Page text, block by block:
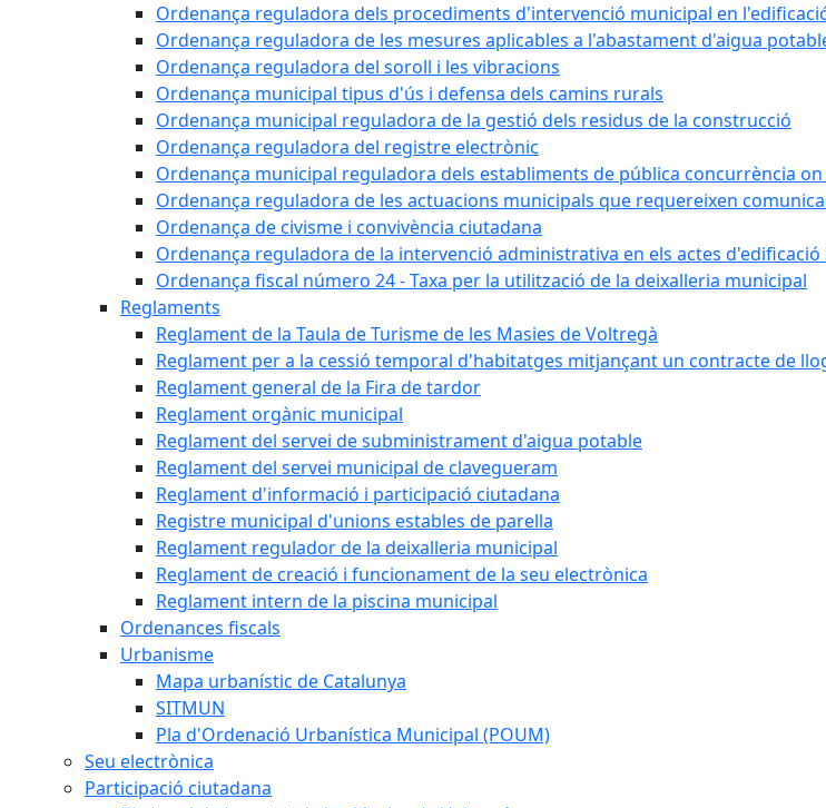
Ordenança reguladora dels procediments d'intervenció municipal en
Ordenança reguladora de les mesures aplicables a l'abastament d'aigua
Ordenança reguladora del soroll i les vibracions
Ordenança municipal tipus d'ús i defensa dels camins rurals
Ordenança municipal reguladora de la gestió dels residus de la construcció
Ordenança reguladora del registre electrònic
Ordenança municipal reguladora dels establiments de pública concurrència
Ordenança reguladora de les actuacions municipals que requereixen
Ordenança de civisme i convivència ciutadana
Ordenança reguladora de la intervenció administrativa en els actes d'edificació
Ordenança fiscal número 24 - Taxa per la utilització de la deixalleria municipal
Reglaments
Reglament de la Taula de Turisme de les Masies de Voltregà
Reglament per a la cessió temporal d'habitatges mitjançant un contracte de
Reglament general de la Fira de tardor
Reglament orgànic municipal
Reglament del servei de subministrament d'aigua potable
Reglament del servei municipal de clavegueram
Reglament d'informació i participació ciutadana
Registre municipal d'unions estables de parella
Reglament regulador de la deixalleria municipal
Reglament de creació i funcionament de la seu electrònica
Reglament intern de la piscina municipal
Ordenances fiscals
Urbanisme
Mapa urbanístic de Catalunya
SITMUN
Pla d'Ordenació Urbanística Municipal (POUM)
Seu electrònica
Participació ciutadana